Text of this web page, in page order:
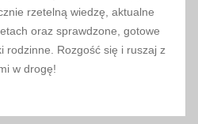
rzetelną wiedzę, aktualne
oraz sprawdzone, gotowe
rodzinne. Rozgość się i ruszaj z
w drogę!